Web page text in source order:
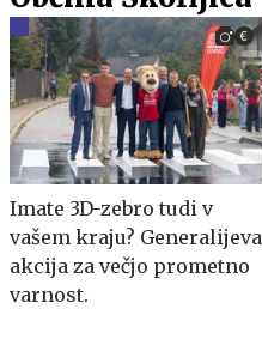
Imate 3D-zebro tudi v
vašem kraju? Generalijeva
akcija za večjo prometno
varnost.